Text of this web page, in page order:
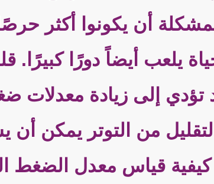
المشكلة أن يكونوا أكثر
يلعب أيضاً دورًا كبيرًا.
تؤدي إلى زيادة
من التوتر يمكن
قياس معدل الضغط